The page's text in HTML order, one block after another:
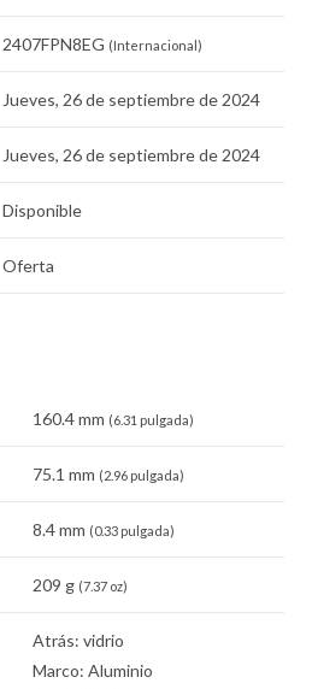
2407FPN8EG (Internacional)
Jueves, 26 de septiembre de 2024
Jueves, 26 de septiembre de 2024
Disponible
Oferta
160.4 mm (6.31 pulgada)
75.1 mm (2.96 pulgada)
8.4 mm (0.33 pulgada)
209 g (7.37 oz)
Atrás: vidrio
Marco: Aluminio